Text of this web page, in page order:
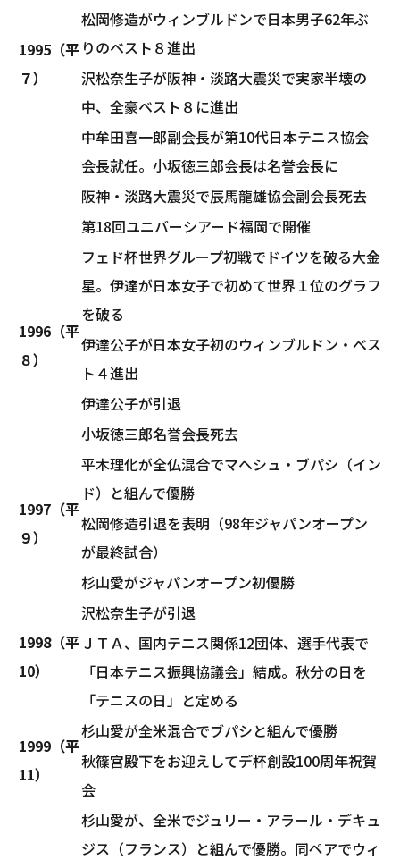
1995（平
７）
松岡修造がウィンブルドンで日本男子62年ぶ
りのベスト８進出
沢松奈生子が阪神・淡路大震災で実家半壊の
中、全豪ベスト８に進出
中牟田喜一郎副会長が第10代日本テニス協会
会長就任。小坂徳三郎会長は名誉会長に
阪神・淡路大震災で辰馬龍雄協会副会長死去
第18回ユニバーシアード福岡で開催
1996（平
８）
フェド杯世界グループ初戦でドイツを破る大金
星。伊達が日本女子で初めて世界１位のグラフ
を破る
伊達公子が日本女子初のウィンブルドン・ベス
ト４進出
伊達公子が引退
小坂徳三郎名誉会長死去
1997（平
９）
平木理化が全仏混合でマヘシュ・ブパシ（イン
ド）と組んで優勝
松岡修造引退を表明（98年ジャパンオープン
が最終試合）
杉山愛がジャパンオープン初優勝
1998（平
10）
沢松奈生子が引退
ＪＴＡ、国内テニス関係12団体、選手代表で
「日本テニス振興協議会」結成。秋分の日を
「テニスの日」と定める
1999（平
11）
杉山愛が全米混合でブパシと組んで優勝
秋篠宮殿下をお迎えしてデ杯創設100周年祝賀
会
杉山愛が、全米でジュリー・アラール・デキュ
ジス（フランス）と組んで優勝。同ペアでウィ